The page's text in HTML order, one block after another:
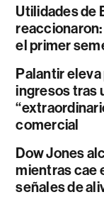
Utilidades de
reaccionaron:
el primer
Palantir
ingresos tras
comercial
Dow Jones
mientras cae
señales de